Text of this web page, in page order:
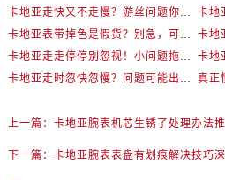
卡地亚走快又不走慢？游丝问题你了解多少？
卡地
卡地亚表带掉色是假货？别急，可能是这些日常习惯惹的祸
卡地亚走走停停别忽视！小问题拖成大修很烧钱
卡地亚走时忽快忽慢？问题可能出在你睡觉时！
上一篇： 卡地亚腕表机芯生锈了处理办法
下一篇： 卡地亚腕表表盘有划痕解决技巧